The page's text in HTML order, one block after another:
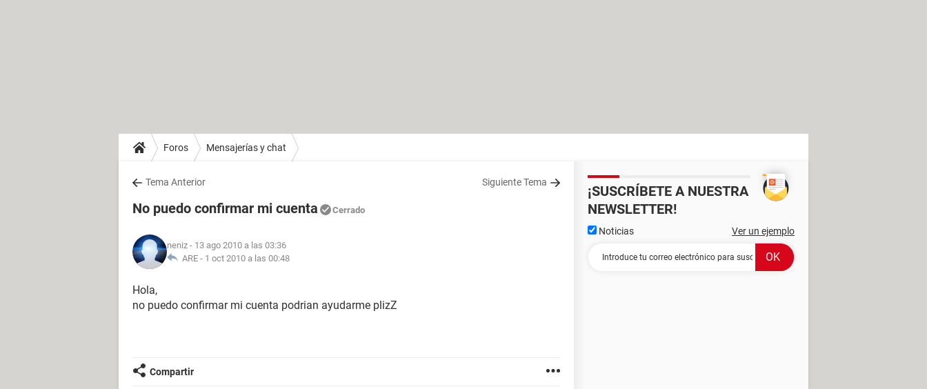
Foros Mensajerías y chat
Tema Anterior Siguiente Tema
No puedo confirmar mi cuenta Cerrado
neniz - 13 ago 2010 a las 03:36
ARE - 1 oct 2010 a las 00:48
Hola,
no puedo confirmar mi cuenta podrian ayudarme plizZ
Compartir
¡SUSCRÍBETE A NUESTRA
NEWSLETTER!
Noticias Ver un ejemplo